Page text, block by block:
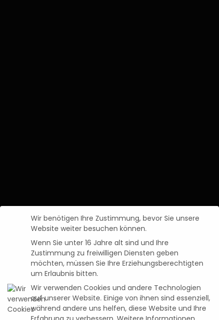
Wir benötigen Ihre Zustimmung, bevor Sie unsere
Website weiter besuchen können.
Wenn Sie unter 16 Jahre alt sind und Ihre
Zustimmung zu freiwilligen Diensten geben
möchten, müssen Sie Ihre Erziehungsberechtigten
um Erlaubnis bitten.
Wir verwenden Cookies und andere Technologien
auf unserer Website. Einige von ihnen sind essenziell,
während andere uns helfen, diese Website und Ihre